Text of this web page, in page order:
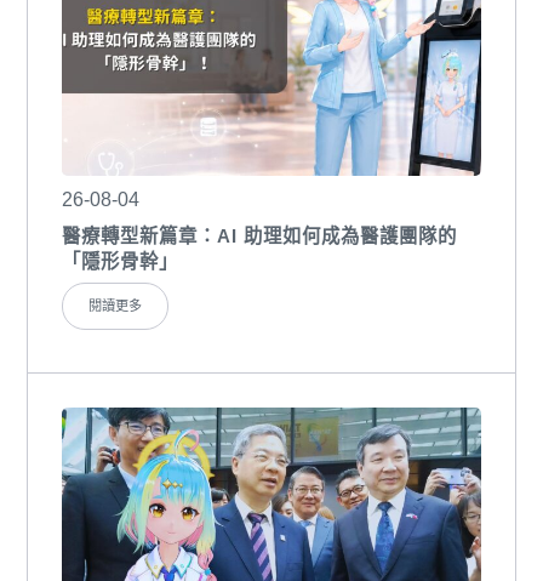
26-08-04
醫療轉型新篇章：AI 助理如何成為醫護團隊的
「隱形骨幹」
閱讀更多